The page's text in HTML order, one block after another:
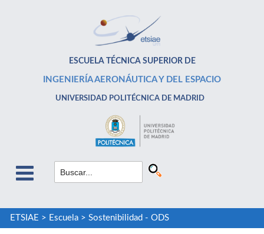
ESCUELA TÉCNICA SUPERIOR DE
INGENIERÍA AERONÁUTICA Y DEL ESPACIO
UNIVERSIDAD POLITÉCNICA DE MADRID
ETSIAE > Escuela> Sostenibilidad - ODS